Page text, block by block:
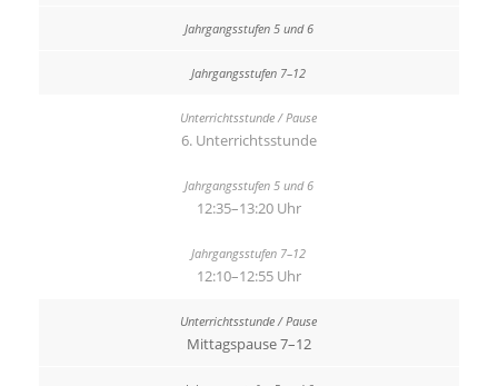
6. Unterrichtsstunde
12:35–13:20 Uhr
12:10–12:55 Uhr
Mittagspause 7–12